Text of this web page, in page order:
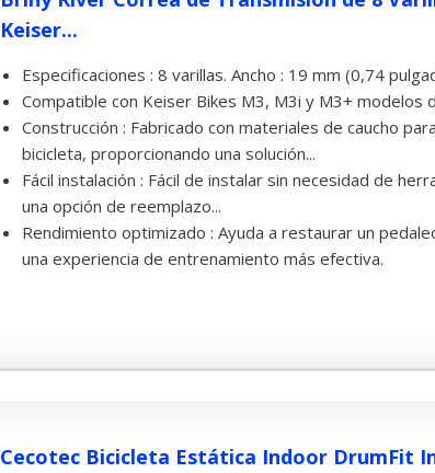
Keiser...
Especificaciones : 8 varillas. Ancho : 19 mm (0,74
Compatible con Keiser Bikes M3, M3i y M3+ modelos
Construcción : Fabricado con materiales de caucho
bicicleta, proporcionando una solución...
Fácil instalación : Fácil de instalar sin necesidad de
una opción de reemplazo...
Rendimiento optimizado : Ayuda a restaurar un
una experiencia de entrenamiento más efectiva.
Cecotec Bicicleta Estática Indoor DrumFit